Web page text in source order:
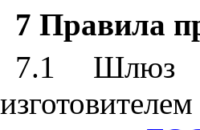
7 Правила
7.1 Шлюз